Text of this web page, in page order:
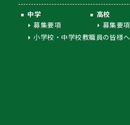
中学
募集要項
高校
募集要項
小学校・中学校教職員の皆様へ